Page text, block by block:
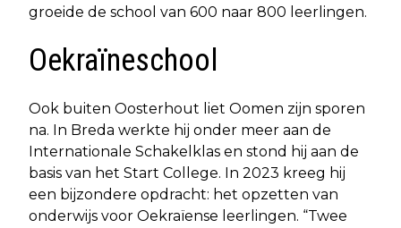
groeide de school van 600 naar 800 leerlingen.
Oekraïneschool
Ook buiten Oosterhout liet Oomen zijn sporen
na. In Breda werkte hij onder meer aan de
Internationale Schakelklas en stond hij aan de
basis van het Start College. In 2023 kreeg hij
een bijzondere opdracht: het opzetten van
onderwijs voor Oekraïense leerlingen. “Twee